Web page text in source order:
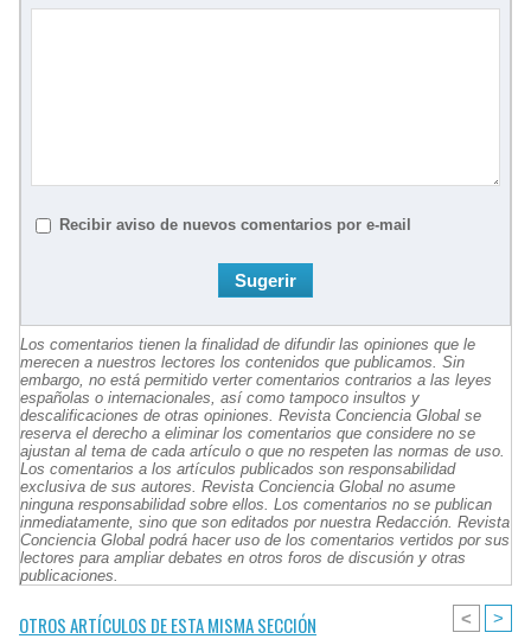
Recibir aviso de nuevos comentarios por e-mail
Los comentarios tienen la finalidad de difundir las opiniones que le
merecen a nuestros lectores los contenidos que publicamos. Sin
embargo, no está permitido verter comentarios contrarios a las leyes
españolas o internacionales, así como tampoco insultos y
descalificaciones de otras opiniones. Revista Conciencia Global se
reserva el derecho a eliminar los comentarios que considere no se
ajustan al tema de cada artículo o que no respeten las normas de uso.
Los comentarios a los artículos publicados son responsabilidad
exclusiva de sus autores. Revista Conciencia Global no asume
ninguna responsabilidad sobre ellos. Los comentarios no se publican
inmediatamente, sino que son editados por nuestra Redacción. Revista
Conciencia Global podrá hacer uso de los comentarios vertidos por sus
lectores para ampliar debates en otros foros de discusión y otras
publicaciones.
OTROS ARTÍCULOS DE ESTA MISMA SECCIÓN < >